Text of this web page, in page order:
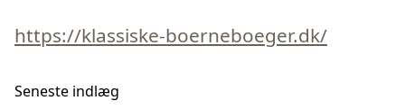
https://klassiske-boerneboeger.dk/
Seneste indlæg